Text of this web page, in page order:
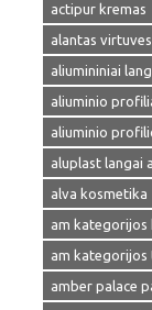
actipur kremas
alantas
aliumininiai
aliuminio
aliuminio
aluplast langai
alva kosmetika
am kategorijos
am kategorijos
amber palace